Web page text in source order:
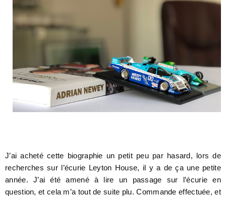
J’ai acheté cette biographie un petit peu par hasard, lors de
recherches sur l’écurie Leyton House, il y a de ça une petite
année. J’ai été amené à lire un passage sur l’écurie en
question, et cela m’a tout de suite plu. Commande effectuée, et